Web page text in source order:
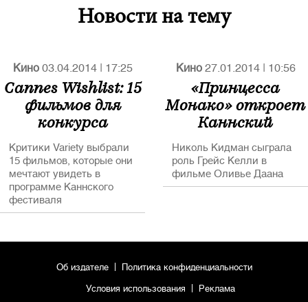
Новости на тему
Кино 03.04.2014 | 17:25
Cannes Wishlist: 15
фильмов для
конкурса
Канна-2014
Критики Variety выбрали
15 фильмов, которые они
мечтают увидеть в
программе Каннского
фестиваля
Кино 27.01.2014 | 10:56
«Принцесса
Монако» откроет
Каннский
фестиваль
Николь Кидман сыграла
роль Грейс Келли в
фильме Оливье Даана
Об издателе Политика конфиденциальности
Условия использования Реклама